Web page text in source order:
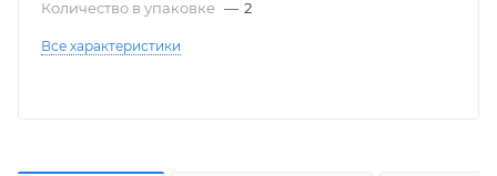
Количество в упаковке — 2
Все характеристики